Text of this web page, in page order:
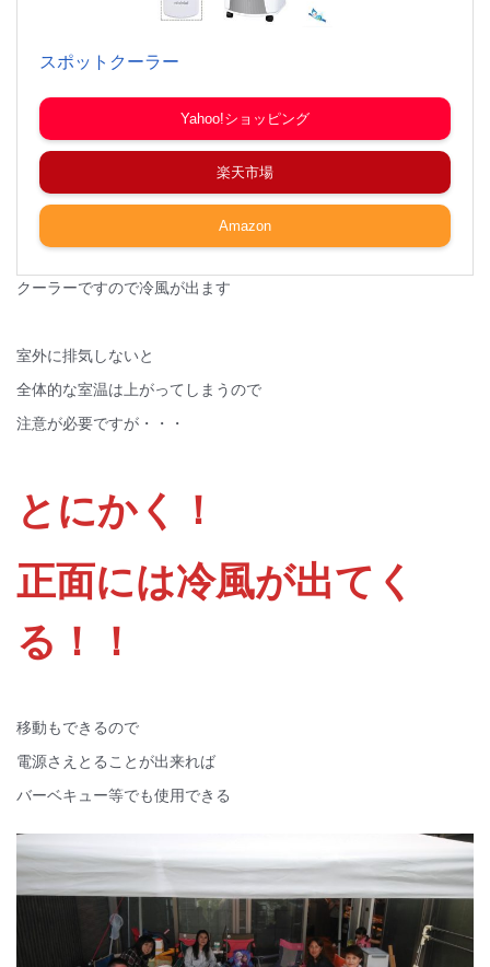
スポットクーラー
Yahoo!ショッピング
楽天市場
Amazon
クーラーですので冷風が出ます
室外に排気しないと
全体的な室温は上がってしまうので
注意が必要ですが・・・
とにかく！
正面には冷風が出てく
る！！
移動もできるので
電源さえとることが出来れば
バーベキュー等でも使用できる